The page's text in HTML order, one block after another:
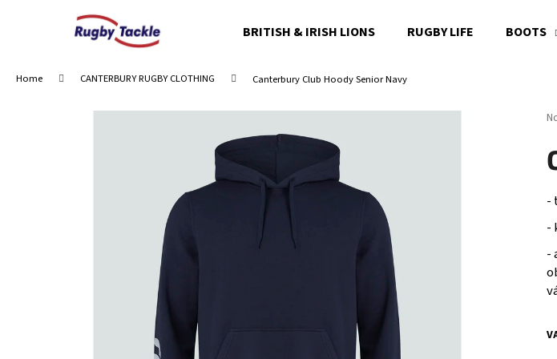
BRITISH & IRISH LIONS RUGBY LIFE BOOTS
Home CANTERBURY RUGBY CLOTHING Canterbury Club Hoody Senior Navy
0,0
of
-
-
-
Back
Back
What are you looking